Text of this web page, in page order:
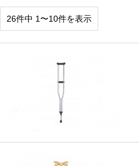
26件中 1〜10件を表示